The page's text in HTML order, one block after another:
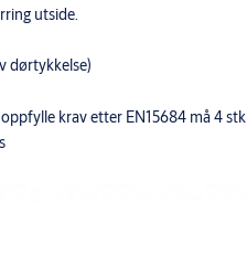
utside.
dørtykkelse)
krav etter EN15684 må 4 stk